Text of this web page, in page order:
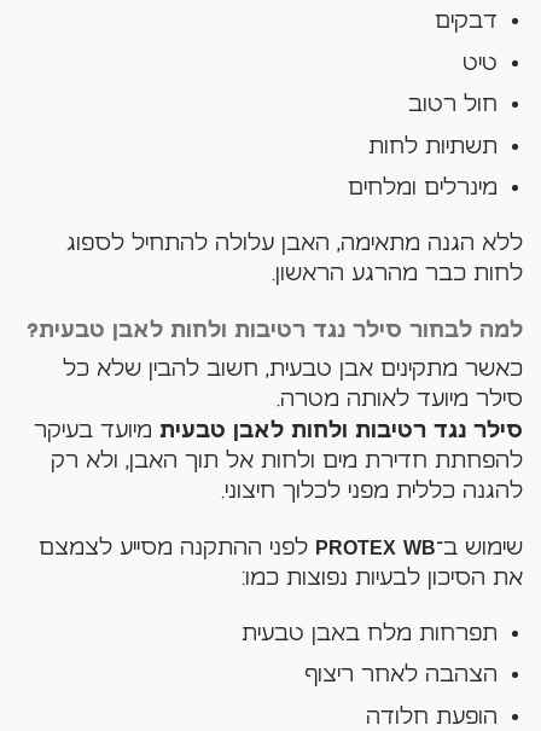
דבקים
טיט
חול רטוב
תשתיות לחות
מינרלים ומלחים
ללא הגנה מתאימה, האבן עלולה להתחיל לספוג
לחות כבר מהרגע הראשון.
למה לבחור סילר נגד רטיבות ולחות לאבן טבעית?
כאשר מתקינים אבן טבעית, חשוב להבין שלא כל
סילר מיועד לאותה מטרה.
סילר נגד רטיבות ולחות לאבן טבעית מיועד בעיקר
להפחתת חדירת מים ולחות אל תוך האבן, ולא רק
להגנה כללית מפני לכלוך חיצוני.
שימוש ב־PROTEX WB לפני ההתקנה מסייע לצמצם
את הסיכון לבעיות נפוצות כמו:
תפרחות מלח באבן טבעית
הצהבה לאחר ריצוף
הופעת חלודה